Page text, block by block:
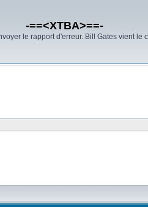
-==<XTBA>==-
le rapport d'erreur. Bill Gates vient le